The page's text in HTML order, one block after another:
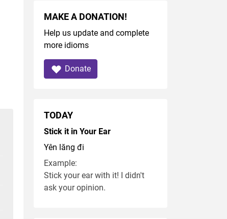
MAKE A DONATION!
Help us update and complete
more idioms
Donate
TODAY
Stick it in Your Ear
Yên lăng đi
Example:
Stick your ear with it! I didn't
ask your opinion.